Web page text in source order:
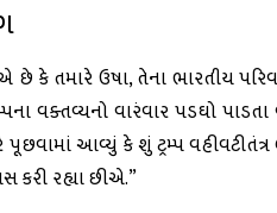
તમારે ઉષા, તેના ભારતીય
વક્તવ્યનો વારંવાર પડઘો
આવ્યું કે શું ટ્રમ્પ
કરી રહ્યા છીએ.”